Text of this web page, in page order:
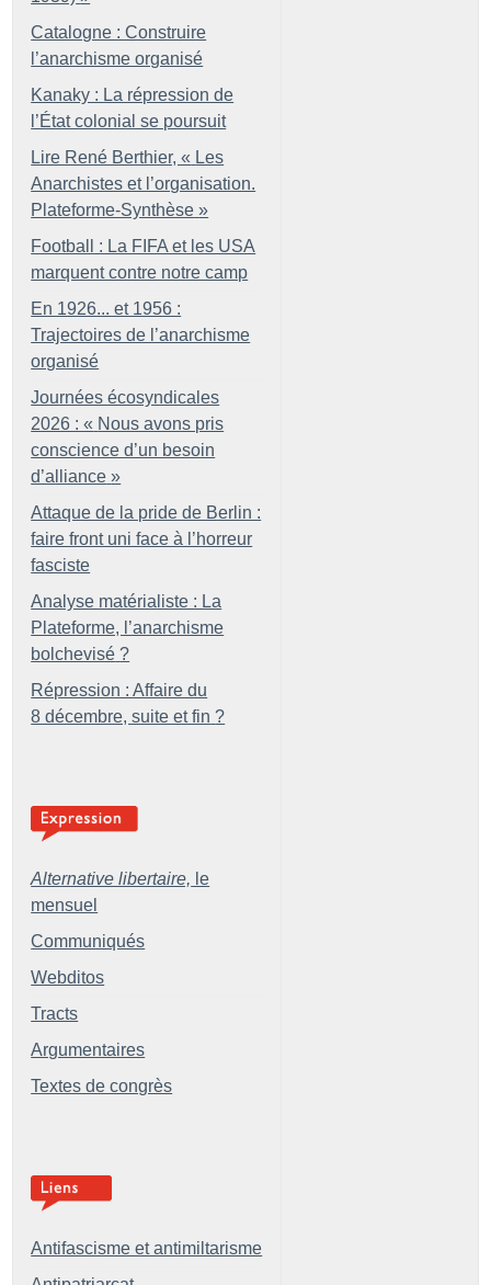
Catalogne : Construire
l’anarchisme organisé
Kanaky : La répression de
l’État colonial se poursuit
Lire René Berthier, « Les
Anarchistes et l’organisation.
Plateforme-Synthèse »
Football : La FIFA et les USA
marquent contre notre camp
En 1926... et 1956 :
Trajectoires de l’anarchisme
organisé
Journées écosyndicales
2026 : « Nous avons pris
conscience d’un besoin
d’alliance »
Attaque de la pride de Berlin :
faire front uni face à l’horreur
fasciste
Analyse matérialiste : La
Plateforme, l’anarchisme
bolchevisé ?
Répression : Affaire du
8 décembre, suite et fin ?
Alternative libertaire, le
mensuel
Communiqués
Webditos
Tracts
Argumentaires
Textes de congrès
Antifascisme et antimiltarisme